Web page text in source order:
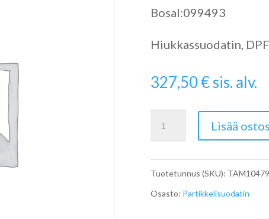
Bosal:099493
Hiukkassuodatin,
327,50€ sis. alv.
Converter
määrä
Lisää
Tuotetunnus (SKU): TAM10479
Osasto: Partikkelisuodatin